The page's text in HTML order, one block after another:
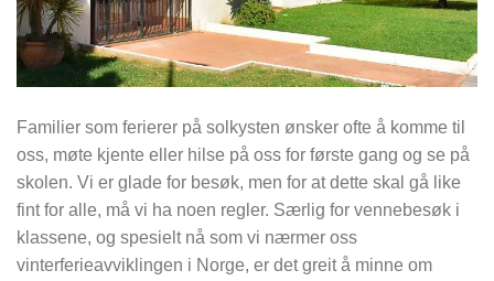
Familier som ferierer på solkysten ønsker ofte å komme til
oss, møte kjente eller hilse på oss for første gang og se på
skolen. Vi er glade for besøk, men for at dette skal gå like
fint for alle, må vi ha noen regler. Særlig for vennebesøk i
klassene, og spesielt nå som vi nærmer oss
vinterferieavviklingen i Norge, er det greit å minne om